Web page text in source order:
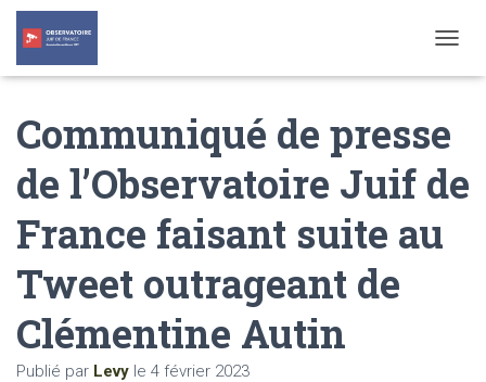
O
L
N
A
Communiqué de presse
de l’Observatoire Juif de
France faisant suite au
Tweet outrageant de
Clémentine Autin
Publié par Levy le 4 février 2023